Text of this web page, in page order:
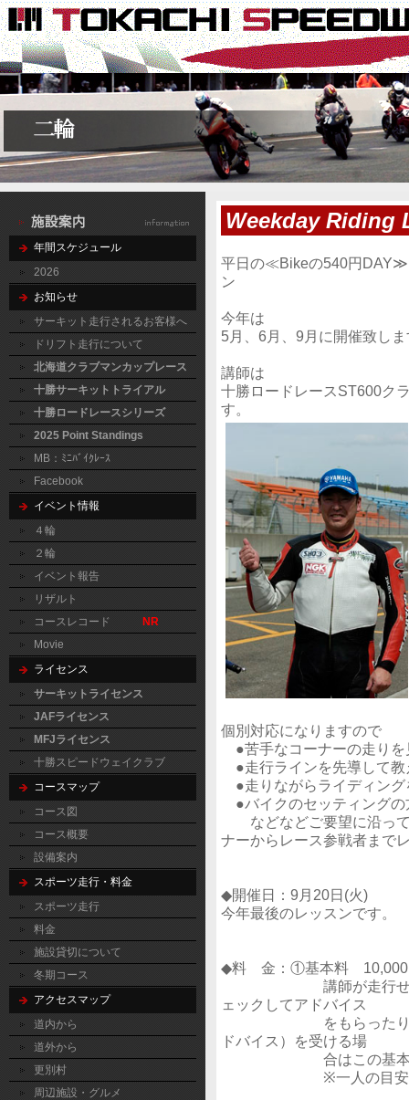
年間スケジュール
2026
お知らせ
サーキット走行されるお客様へ
ドリフト走行について
北海道クラブマンカップレース
十勝サーキットトライアル
十勝ロードレースシリーズ
2025 Point Standings
MB：ﾐﾆﾊﾞｲｸﾚｰｽ
Facebook
イベント情報
４輪
２輪
イベント報告
リザルト
コースレコード
NR
Movie
ライセンス
サーキットライセンス
JAFライセンス
MFJライセンス
十勝スピードウェイクラブ
コースマップ
コース図
コース概要
設備案内
スポーツ走行・料金
スポーツ走行
料金
施設貸切について
冬期コース
アクセスマップ
道内から
道外から
更別村
周辺施設・グルメ
Weekday Riding
平日の≪Bikeの540円DAY≫
ン
今年は
5月、6月、9月に開催致し
講師は
十勝ロードレースST600ク
す。
個別対応になりますので
●苦手なコーナーの走りを
●走行ラインを先導して教
●走りながらライディング
●バイクのセッティングの
などなどご要望に沿って
ナーからレース参戦者まで
◆開催日：9月20日(火)
今年最後のレッスンです。
◆料 金：①基本料 10,000
講師が走行せず、ポ
ェックしてアドバイス
をもらったり、コー
ドバイス）を受ける場
合はこの基本料
※一人の目安は最